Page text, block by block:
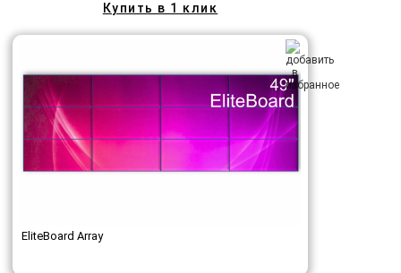
Купить в 1 клик
EliteBoard Array